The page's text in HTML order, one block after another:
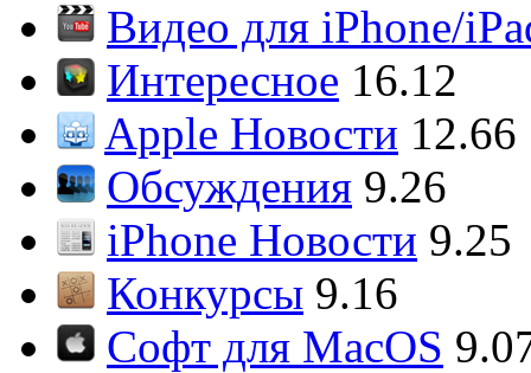
Видео для iPhone/
Интересное 16.12
Apple Новости 12.66
Обсуждения 9.26
iPhone Новости 9.25
Конкурсы 9.16
Софт для MacOS